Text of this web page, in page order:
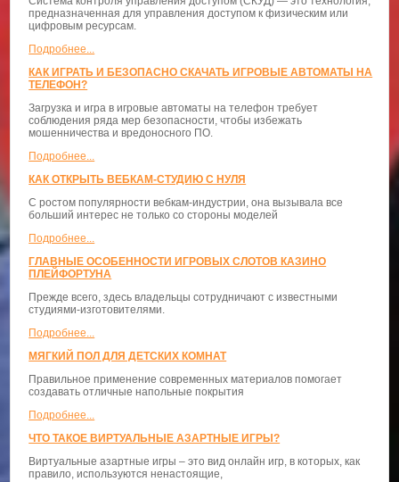
предназначенная для управления доступом к физическим или
цифровым ресурсам.
Подробнее...
КАК ИГРАТЬ И БЕЗОПАСНО СКАЧАТЬ ИГРОВЫЕ АВТОМАТЫ НА
ТЕЛЕФОН?
Загрузка и игра в игровые автоматы на телефон требует
соблюдения ряда мер безопасности, чтобы избежать
мошенничества и вредоносного ПО.
Подробнее...
КАК ОТКРЫТЬ ВЕБКАМ-СТУДИЮ С НУЛЯ
С ростом популярности вебкам-индустрии, она вызывала все
больший интерес не только со стороны моделей
Подробнее...
ГЛАВНЫЕ ОСОБЕННОСТИ ИГРОВЫХ СЛОТОВ КАЗИНО
ПЛЕЙФОРТУНА
Прежде всего, здесь владельцы сотрудничают с известными
студиями-изготовителями.
Подробнее...
МЯГКИЙ ПОЛ ДЛЯ ДЕТСКИХ КОМНАТ
Правильное применение современных материалов помогает
создавать отличные напольные покрытия
Подробнее...
ЧТО ТАКОЕ ВИРТУАЛЬНЫЕ АЗАРТНЫЕ ИГРЫ?
Виртуальные азартные игры – это вид онлайн игр, в которых, как
правило, используются ненастоящие,